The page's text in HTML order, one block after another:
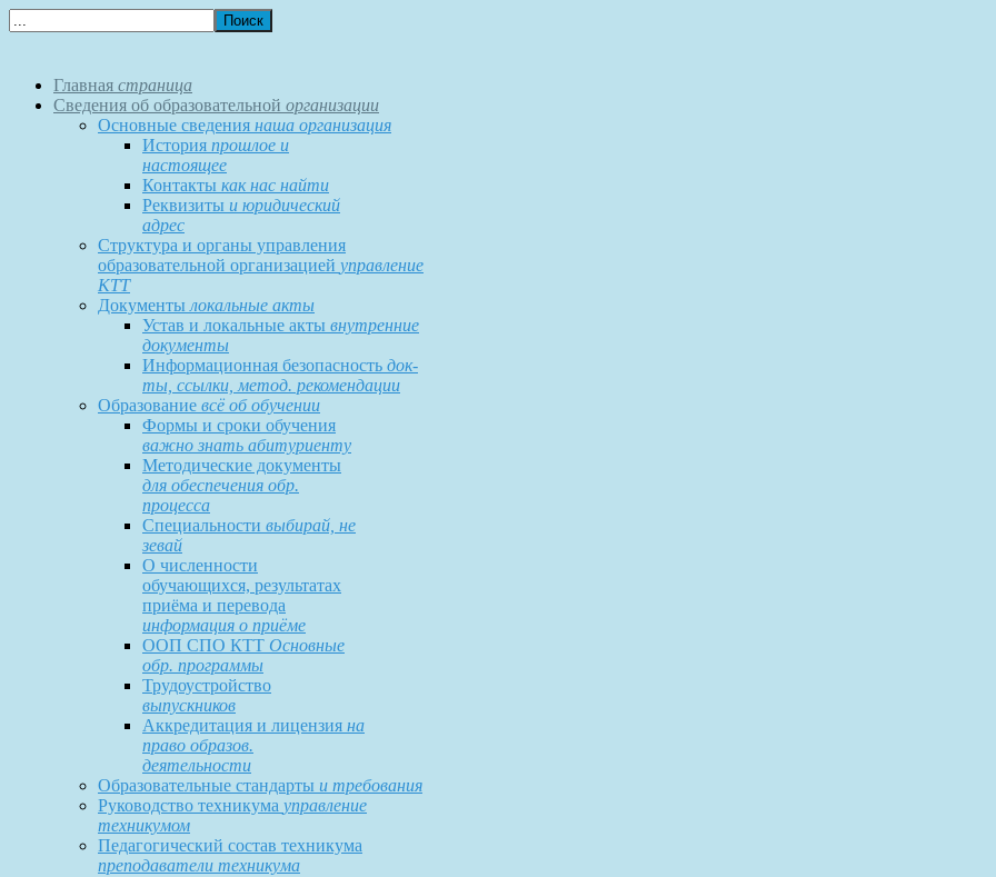
Главная страница
Сведения об образовательной организации
Основные сведения наша организация
История прошлое и
настоящее
Контакты как нас найти
Реквизиты и юридический
адрес
Структура и органы управления
образовательной организацией управление
КТТ
Документы локальные акты
Устав и локальные акты внутренние
документы
Информационная безопасность док-
ты, ссылки, метод. рекомендации
Образование всё об обучении
Формы и сроки обучения
важно знать абитуриенту
Методические документы
для обеспечения обр.
процесса
Специальности выбирай, не
зевай
О численности
обучающихся, результатах
приёма и перевода
информация о приёме
ООП СПО КТТ Основные
обр. программы
Трудоустройство
выпускников
Аккредитация и лицензия на
право образов.
деятельности
Образовательные стандарты и требования
Руководство техникума управление
техникумом
Педагогический состав техникума
преподаватели техникума